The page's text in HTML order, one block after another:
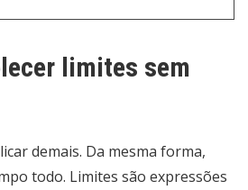
limites sem
demais. Da mesma forma,
todo. Limites são expressões